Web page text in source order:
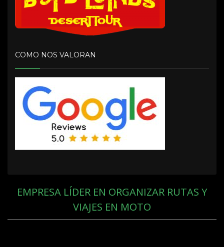
COMO NOS VALORAN
EMPRESA LÍDER EN ORGANIZAR RUTAS Y
VIAJES EN MOTO